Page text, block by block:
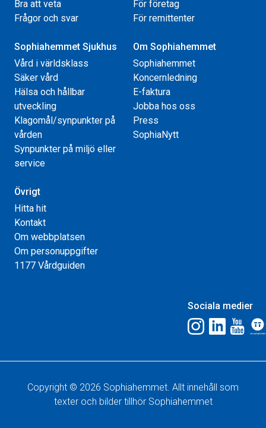
Bra att veta
Frågor och svar
För företag
För remittenter
Sophiahemmet Sjukhus
Vård i världsklass
Säker vård
Hälsa och hållbar
utveckling
Klagomål/synpunkter på
vården
Synpunkter på miljö eller
service
Om Sophiahemmet
Sophiahemmet
Koncernledning
E-faktura
Jobba hos oss
Press
SophiaNytt
Övrigt
Hitta hit
Kontakt
Om webbplatsen
Om personuppgifter
1177 Vårdguiden
Sociala medier
Copyright © 2026 Sophiahemmet. Allt innehåll som
texter och bilder tillhör Sophiahemmet